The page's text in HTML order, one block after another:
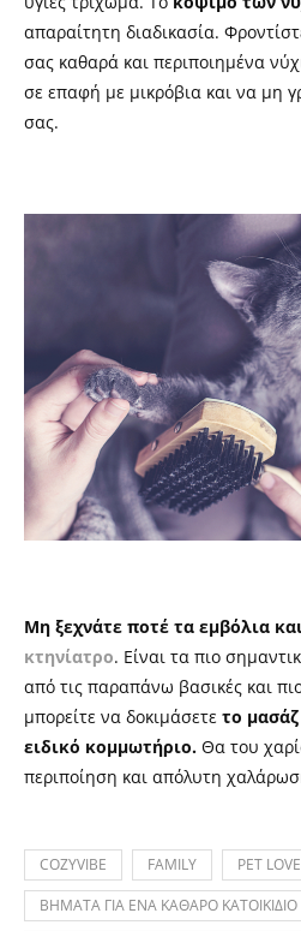
απαραίτητη διαδικασία.
σας καθαρά και περιποιημένα
σε επαφή με μικρόβια και να μη
σας.
Μη ξεχνάτε ποτέ τα εμβόλια
κτηνίατρο. Είναι τα πιο
από τις παραπάνω βασικές και
μπορείτε να δοκιμάσετε το
ειδικό κομμωτήριο. Θα του
περιποίηση και απόλυτη
COZYVIBE FAMILY
PET
ΒΗΜΑΤΑ ΓΙΑ ΕΝΑ ΚΑΘΑΡΟ ΚΑΤΟΙΚΙΔΙΟ